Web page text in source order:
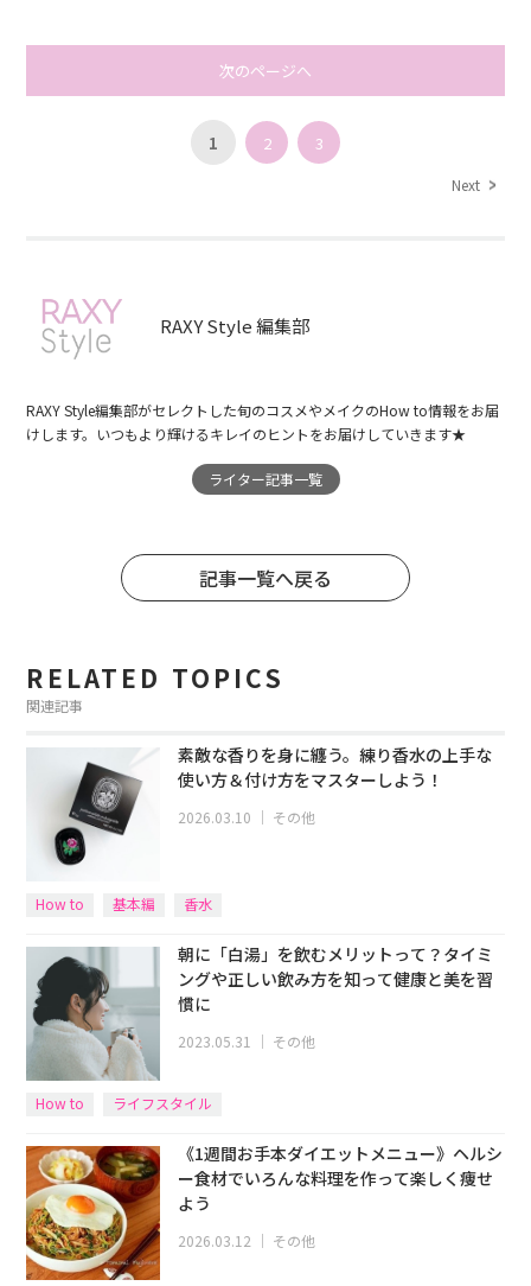
次のページへ
1 2 3
Next
RAXY Style 編集部
RAXY Style編集部がセレクトした旬のコスメやメイクのHow to情報をお届
けします。いつもより輝けるキレイのヒントをお届けしていきます★
ライター記事一覧
記事一覧へ戻る
RELATED TOPICS
関連記事
素敵な香りを身に纏う。練り香水の上手な
使い方＆付け方をマスターしよう！
2026.03.10 ｜ その他
How to 基本編 香水
朝に「白湯」を飲むメリットって？タイミ
ングや正しい飲み方を知って健康と美を習
慣に
2023.05.31 ｜ その他
How to ライフスタイル
《1週間お手本ダイエットメニュー》ヘルシ
ー食材でいろんな料理を作って楽しく痩せ
よう
2026.03.12 ｜ その他